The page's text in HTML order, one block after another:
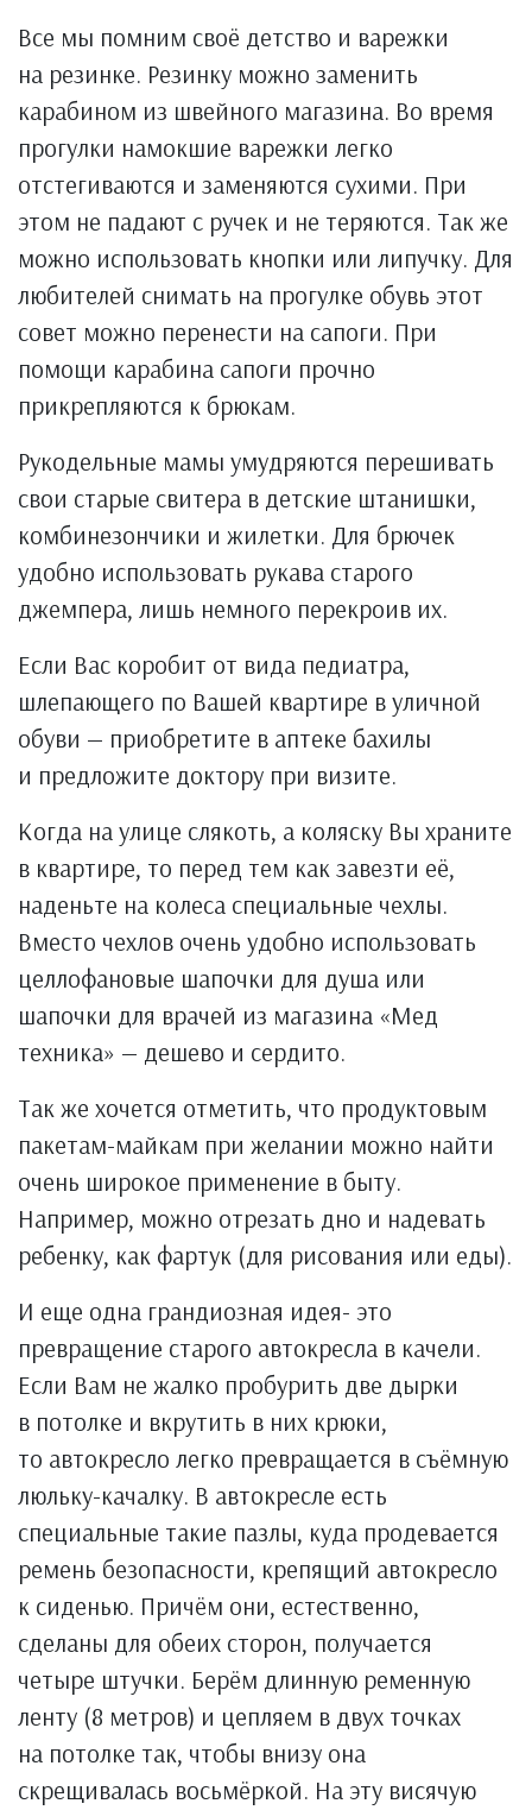
Все мы помним своё детство и варежки
на резинке. Резинку можно заменить
карабином из швейного магазина. Во время
прогулки намокшие варежки легко
отстегиваются и заменяются сухими. При
этом не падают с ручек и не теряются. Так же
можно использовать кнопки или липучку. Для
любителей снимать на прогулке обувь этот
совет можно перенести на сапоги. При
помощи карабина сапоги прочно
прикрепляются к брюкам.
Рукодельные мамы умудряются перешивать
свои старые свитера в детские штанишки,
комбинезончики и жилетки. Для брючек
удобно использовать рукава старого
джемпера, лишь немного перекроив их.
Если Вас коробит от вида педиатра,
шлепающего по Вашей квартире в уличной
обуви — приобретите в аптеке бахилы
и предложите доктору при визите.
Когда на улице слякоть, а коляску Вы храните
в квартире, то перед тем как завезти её,
наденьте на колеса специальные чехлы.
Вместо чехлов очень удобно использовать
целлофановые шапочки для душа или
шапочки для врачей из магазина «Мед
техника» — дешево и сердито.
Так же хочется отметить, что продуктовым
пакетам-майкам при желании можно найти
очень широкое применение в быту.
Например, можно отрезать дно и надевать
ребенку, как фартук (для рисования или еды).
И еще одна грандиозная идея- это
превращение старого автокресла в качели.
Если Вам не жалко пробурить две дырки
в потолке и вкрутить в них крюки,
то автокресло легко превращается в съёмную
люльку-качалку. В автокресле есть
специальные такие пазлы, куда продевается
ремень безопасности, крепящий автокресло
к сиденью. Причём они, естественно,
сделаны для обеих сторон, получается
четыре штучки. Берём длинную ременную
ленту (8 метров) и цепляем в двух точках
на потолке так, чтобы внизу она
скрещивалась восьмёркой. На эту висячую